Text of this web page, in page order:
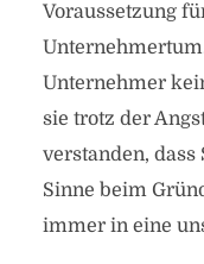
Voraussetzung
Unternehmer
sie trotz der
verstanden,
Sinne beim
immer in eine